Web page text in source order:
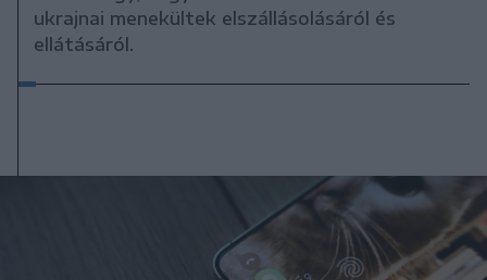
ukrajnai menekültek elszállásolásáról és
ellátásáról.